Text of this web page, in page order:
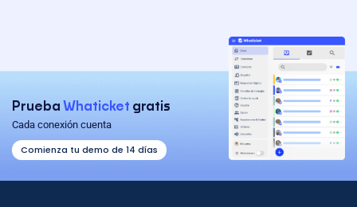
Prueba Whaticket gratis
Cada conexión cuenta
Comienza tu demo de 14 días